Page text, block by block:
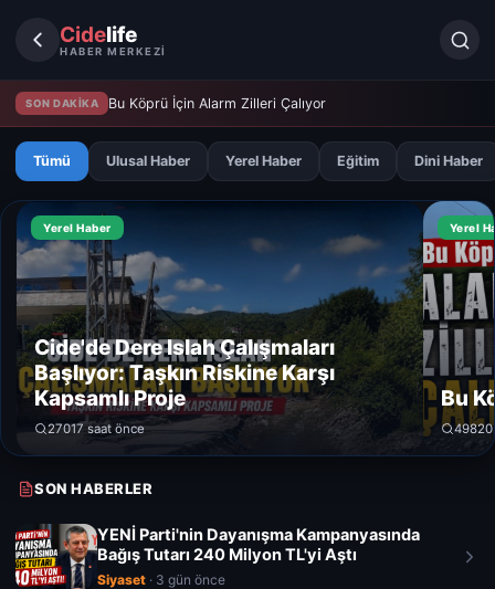
Cidelife
HABER MERKEZİ
SON DAKİKA Bu Köprü İçin Alarm Zilleri Çalıyor
Tümü Ulusal Haber Yerel Haber Eğitim Dini Haber
Yerel Haber
Cide'de Dere Islah Çalışmaları
Başlıyor: Taşkın Riskine Karşı
Kapsamlı Proje
27017 saat önce
Yerel
Bu
49820
SON HABERLER
YENİ Parti'nin Dayanışma Kampanyasında
Bağış Tutarı 240 Milyon TL'yi Aştı
Siyaset · 3 gün önce